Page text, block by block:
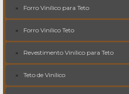
Forro Vinílico para Teto
Forro Vinílico Teto
Revestimento Vinílico para Teto
Teto de Vinílico